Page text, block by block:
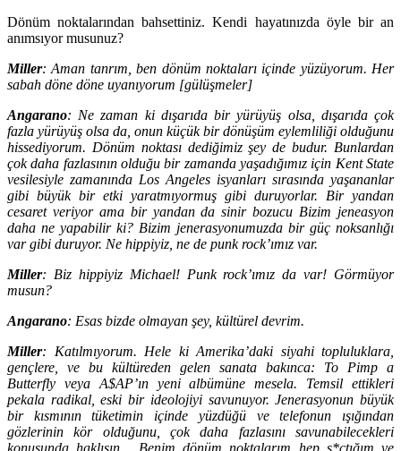
Dönüm noktalarından bahsettiniz. Kendi hayatınızda öyle bir an
anımsıyor musunuz?
Miller: Aman tanrım, ben dönüm noktaları içinde yüzüyorum. Her
sabah döne döne uyanıyorum [gülüşmeler]
Angarano: Ne zaman ki dışarıda bir yürüyüş olsa, dışarıda çok
fazla yürüyüş olsa da, onun küçük bir dönüşüm eylemliliği olduğunu
hissediyorum. Dönüm noktası dediğimiz şey de budur. Bunlardan
çok daha fazlasının olduğu bir zamanda yaşadığımız için Kent State
vesilesiyle zamanında Los Angeles isyanları sırasında yaşananlar
gibi büyük bir etki yaratmıyormuş gibi duruyorlar. Bir yandan
cesaret veriyor ama bir yandan da sinir bozucu Bizim jeneasyon
daha ne yapabilir ki? Bizim jenerasyonumuzda bir güç noksanlığı
var gibi duruyor. Ne hippiyiz, ne de punk rock’ımız var.
Miller: Biz hippiyiz Michael! Punk rock’ımız da var! Görmüyor
musun?
Angarano: Esas bizde olmayan şey, kültürel devrim.
Miller: Katılmıyorum. Hele ki Amerika’daki siyahi topluluklara,
gençlere, ve bu kültüreden gelen sanata bakınca: To Pimp a
Butterfly veya A$AP’ın yeni albümüne mesela. Temsil ettikleri
pekala radikal, eski bir ideolojiyi savunuyor. Jenerasyonun büyük
bir kısmının tüketimin içinde yüzdüğü ve telefonun ışığından
gözlerinin kör olduğunu, çok daha fazlasını savunabilecekleri
konusunda haklısın. Benim dönüm noktalarım hep s*çtığım ve